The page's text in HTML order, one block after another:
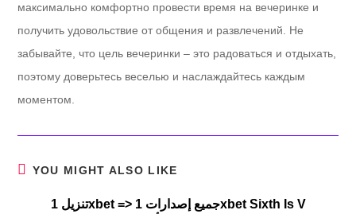
максимально комфортно провести время на вечеринке и
получить удовольствие от общения и развлечений. Не
забывайте, что цель вечеринки – это радоваться и отдыхать,
поэтому доверьтесь веселью и наслаждайтесь каждым
моментом.
YOU MIGHT ALSO LIKE
تنزيل 1xbet => جميع إصدارات 1xbet Sixth Is V